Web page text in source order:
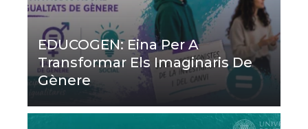
EDUCOGEN: Eina Per A
Transformar Els Imaginaris De
Gènere